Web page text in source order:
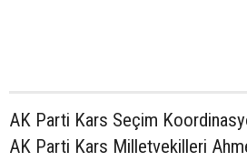
AK Parti Kars Seçim
AK Parti Kars Milletvekilleri